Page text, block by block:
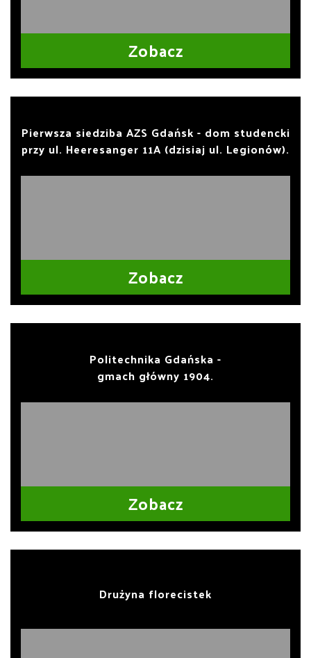
Zobacz
Pierwsza siedziba AZS Gdańsk - dom studencki
przy ul. Heeresanger 11A (dzisiaj ul. Legionów).
Zobacz
Politechnika Gdańska -
gmach główny 1904.
Zobacz
Drużyna florecistek